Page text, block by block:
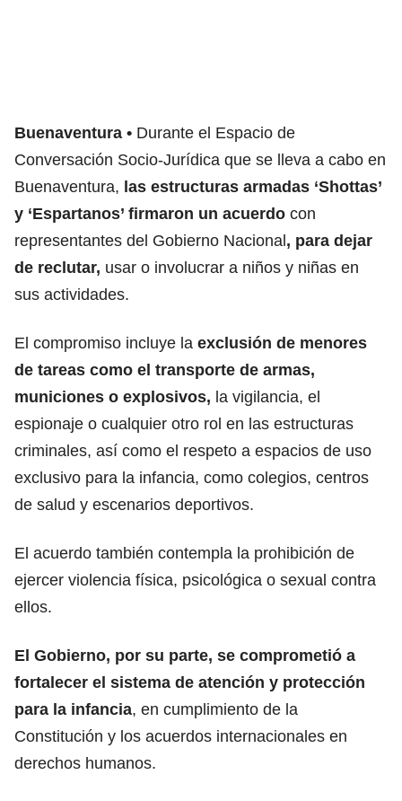
Buenaventura
Durante el Espacio de
Conversación Socio-Jurídica que se lleva a cabo en
Buenaventura, las estructuras armadas ‘Shottas’
y ‘Espartanos’ firmaron un acuerdo con
representantes del Gobierno Nacional, para dejar
de reclutar, usar o involucrar a niños y niñas en
sus actividades.
El compromiso incluye la exclusión de menores
de tareas como el transporte de armas,
municiones o explosivos, la vigilancia, el
espionaje o cualquier otro rol en las estructuras
criminales, así como el respeto a espacios de uso
exclusivo para la infancia, como colegios, centros
de salud y escenarios deportivos.
El acuerdo también contempla la prohibición de
ejercer violencia física, psicológica o sexual contra
ellos.
El Gobierno, por su parte, se comprometió a
fortalecer el sistema de atención y protección
para la infancia, en cumplimiento de la
Constitución y los acuerdos internacionales en
derechos humanos.